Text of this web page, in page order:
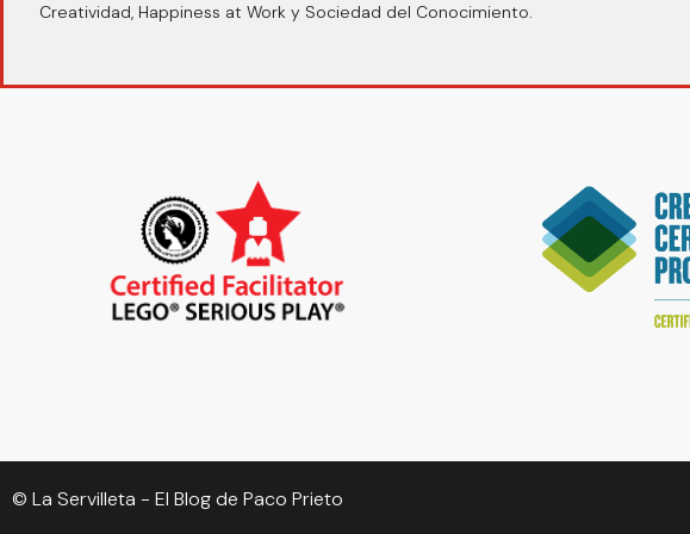
Creatividad, Happiness at Work y Sociedad del Conocimiento.
© La Servilleta - El Blog de Paco Prieto